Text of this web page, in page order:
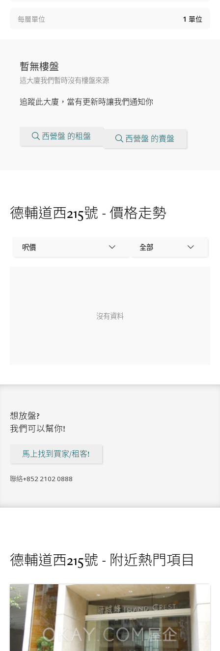
每層單位 1 單位
暫無樓盤
這大廈我們暫時沒有樓盤來源
追蹤此大廈，當有更新時讓我們通知你
西營盤 的租盤 西營盤 的賣盤
德輔道西215號 - 價格走勢
呎價 全部
沒有資料
想放盤?
我們可以幫你!
馬上找到買家/租客!
聯絡+852 2102 0888
德輔道西215號 - 附近熱門項目